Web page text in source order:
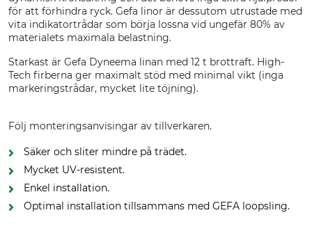
för att förhindra ryck. Gefa linor är dessutom utrustade med
vita indikatortrådar som börja lossna vid ungefär 80% av
materialets maximala belastning.
Starkast är Gefa Dyneema linan med 12 t brottraft. High-
Tech firberna ger maximalt stöd med minimal vikt (inga
markeringstrådar, mycket lite töjning).
Följ monteringsanvisingar av tillverkaren.
Säker och sliter mindre på trädet.
Mycket UV-resistent.
Enkel installation.
Optimal installation tillsammans med GEFA loopsling.